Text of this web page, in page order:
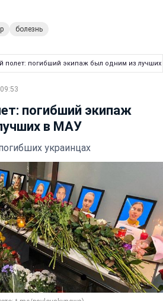
болезнь
полет: погибший экипаж был одним из
погибший экипаж
в МАУ
украинцах